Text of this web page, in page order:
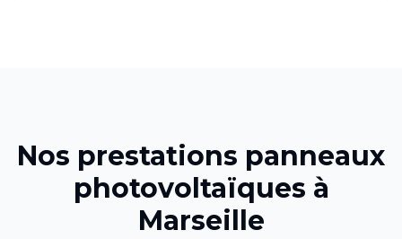
Nos prestations panneaux
photovoltaïques à
Marseille